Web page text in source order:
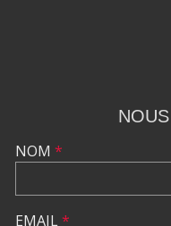
NOM *
EMAIL*